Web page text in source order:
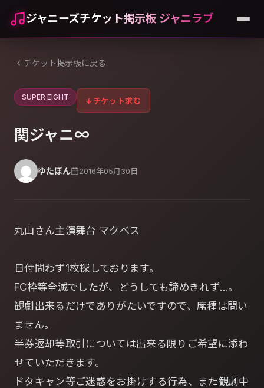
ジャニーズチケット掲示板 ジャニラブ
チケット掲示板に戻る
SUPER EIGHT ↓ チケット求む
関ジャニ∞
ゆたぽん 2016年05月30日
丸山さん主演舞台 マクベス
日付問わず1枚探しております。
FC枠等全滅でしたが、どうしても諦めきれず…。
観劇出来るだけでありがたいですので、席種は問い
ません。
半券返却等取引については出来る限りご希望に添わ
せていただきます。
ドタキャン等ご迷惑をお掛けする行為、また観劇中